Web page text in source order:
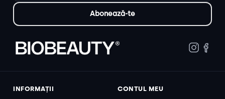
INFORMAȚII
CONTUL MEU